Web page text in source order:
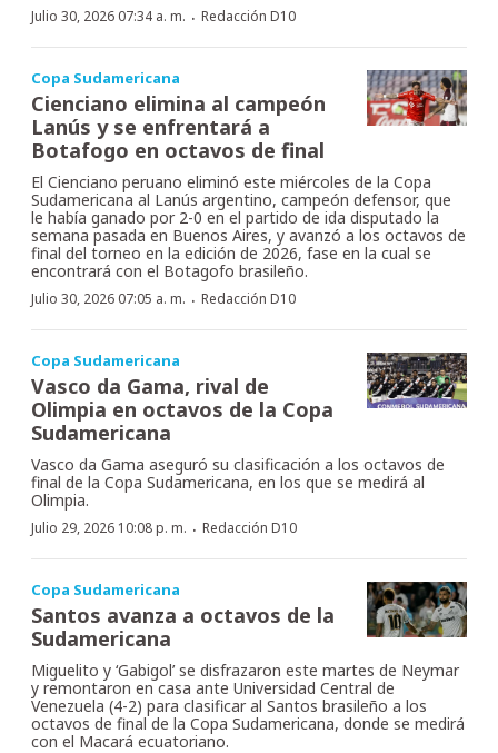
Julio 30, 2026 07:34 a. m. · Redacción D10
Copa Sudamericana
Cienciano elimina al campeón
Lanús y se enfrentará a
Botafogo en octavos de final
El Cienciano peruano eliminó este miércoles de la Copa
Sudamericana al Lanús argentino, campeón defensor, que
le había ganado por 2-0 en el partido de ida disputado la
semana pasada en Buenos Aires, y avanzó a los octavos de
final del torneo en la edición de 2026, fase en la cual se
encontrará con el Botagofo brasileño.
Julio 30, 2026 07:05 a. m. · Redacción D10
Copa Sudamericana
Vasco da Gama, rival de
Olimpia en octavos de la Copa
Sudamericana
Vasco da Gama aseguró su clasificación a los octavos de
final de la Copa Sudamericana, en los que se medirá al
Olimpia.
Julio 29, 2026 10:08 p. m. · Redacción D10
Copa Sudamericana
Santos avanza a octavos de la
Sudamericana
Miguelito y ‘Gabigol’ se disfrazaron este martes de Neymar
y remontaron en casa ante Universidad Central de
Venezuela (4-2) para clasificar al Santos brasileño a los
octavos de final de la Copa Sudamericana, donde se medirá
con el Macará ecuatoriano.